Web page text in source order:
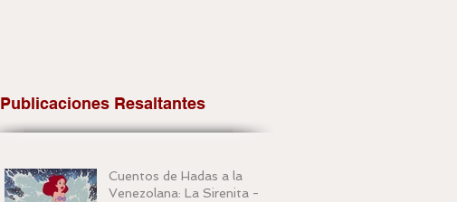
Publicaciones Resaltantes
Cuentos de Hadas a la
Venezolana: La Sirenita -